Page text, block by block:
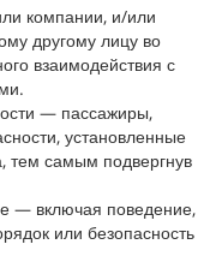
компании, и/или
другому лицу во
взаимодействия с
— пассажиры,
установленные
тем самым подвергнув
— включая поведение,
или безопасность